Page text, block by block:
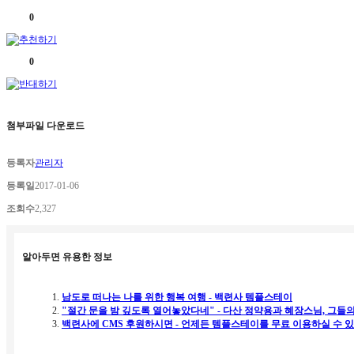
0
0
첨부파일 다운로드
등록자관리자
등록일2017-01-06
조회수2,327
알아두면 유용한 정보
남도로 떠나는 나를 위한 행복 여행 - 백련사 템플스테이
"절간 문을 밤 깊도록 열어놓았다네" - 다산 정약용과 혜장스님, 그들
백련사에 CMS 후원하시면 - 언제든 템플스테이를 무료 이용하실 수